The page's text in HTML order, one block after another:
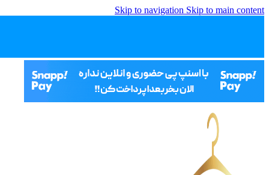
Skip to navigation Skip to main content